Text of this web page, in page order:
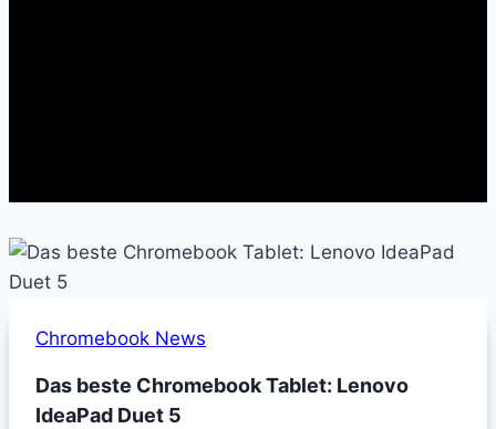
Chromebook News
Das beste Chromebook Tablet: Lenovo
IdeaPad Duet 5